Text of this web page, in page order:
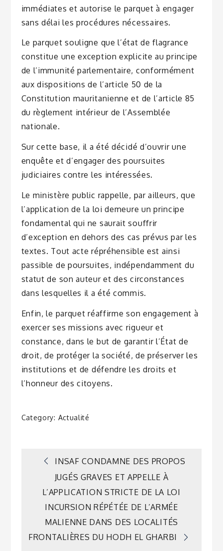
immédiates et autorise le parquet à engager
sans délai les procédures nécessaires.
Le parquet souligne que l’état de flagrance
constitue une exception explicite au principe
de l’immunité parlementaire, conformément
aux dispositions de l’article 50 de la
Constitution mauritanienne et de l’article 85
du règlement intérieur de l’Assemblée
nationale.
Sur cette base, il a été décidé d’ouvrir une
enquête et d’engager des poursuites
judiciaires contre les intéressées.
Le ministère public rappelle, par ailleurs, que
l’application de la loi demeure un principe
fondamental qui ne saurait souffrir
d’exception en dehors des cas prévus par les
textes. Tout acte répréhensible est ainsi
passible de poursuites, indépendamment du
statut de son auteur et des circonstances
dans lesquelles il a été commis.
Enfin, le parquet réaffirme son engagement à
exercer ses missions avec rigueur et
constance, dans le but de garantir l’État de
droit, de protéger la société, de préserver les
institutions et de défendre les droits et
l’honneur des citoyens.
Category: Actualité
Navigation
de
l’article
INSAF CONDAMNE DES PROPOS
JUGÉS GRAVES ET APPELLE À
L’APPLICATION STRICTE DE LA LOI
INCURSION RÉPÉTÉE DE L’ARMÉE
MALIENNE DANS DES LOCALITÉS
FRONTALIÈRES DU HODH EL GHARBI